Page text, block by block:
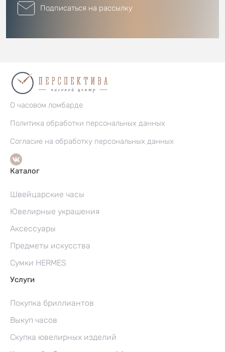
Подписаться на рассылку
О часовом ломбарде
Политика обработки персональных данных
Согласие на обработку персональных данных
Каталог
Швейцарские часы
Ювелирные украшения
Аксессуары
Предметы искусства
Сумки HERMES
Услуги
Покупка бриллиантов
Выкуп часов
Скупка ювелирных изделий